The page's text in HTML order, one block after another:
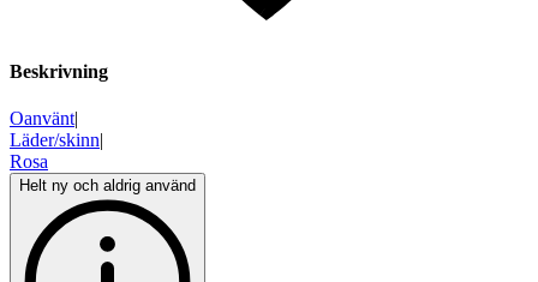
Beskrivning
Oanvänt|
Läder/skinn|
Rosa
Helt ny och aldrig använd